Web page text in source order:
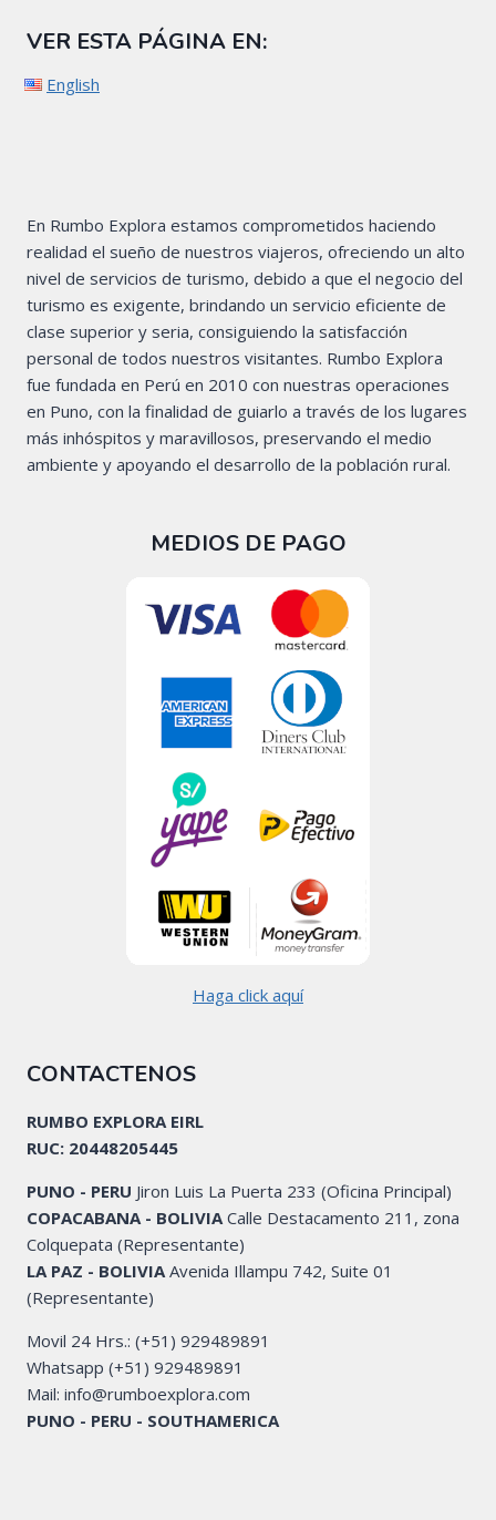
VER ESTA PÁGINA EN:
English
En Rumbo Explora estamos comprometidos haciendo
realidad el sueño de nuestros viajeros, ofreciendo un alto
nivel de servicios de turismo, debido a que el negocio del
turismo es exigente, brindando un servicio eficiente de
clase superior y seria, consiguiendo la satisfacción
personal de todos nuestros visitantes. Rumbo Explora
fue fundada en Perú en 2010 con nuestras operaciones
en Puno, con la finalidad de guiarlo a través de los lugares
más inhóspitos y maravillosos, preservando el medio
ambiente y apoyando el desarrollo de la población rural.
MEDIOS DE PAGO
Haga click aquí
CONTACTENOS
RUMBO EXPLORA EIRL
RUC: 20448205445
PUNO - PERU Jiron Luis La Puerta 233 (Oficina Principal)
COPACABANA - BOLIVIACalle Destacamento 211, zona
Colquepata (Representante)
LA PAZ - BOLIVIAAvenida Illampu 742, Suite 01
(Representante)
Movil 24 Hrs.: (+51) 929489891
Whatsapp (+51) 929489891
Mail: info@rumboexplora.com
PUNO - PERU - SOUTHAMERICA